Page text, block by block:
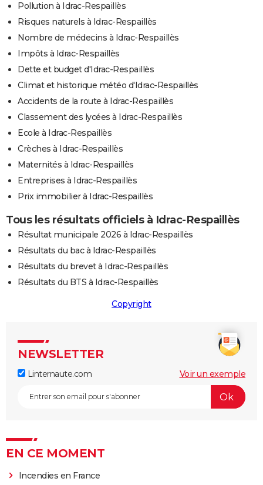
Pollution à Idrac-Respaillès
Risques naturels à Idrac-Respaillès
Nombre de médecins à Idrac-Respaillès
Impôts à Idrac-Respaillès
Dette et budget d'Idrac-Respaillès
Climat et historique météo d'Idrac-Respaillès
Accidents de la route à Idrac-Respaillès
Classement des lycées à Idrac-Respaillès
Ecole à Idrac-Respaillès
Crèches à Idrac-Respaillès
Maternités à Idrac-Respaillès
Entreprises à Idrac-Respaillès
Prix immobilier à Idrac-Respaillès
Tous les résultats officiels à Idrac-Respaillès
Résultat municipale 2026 à Idrac-Respaillès
Résultats du bac à Idrac-Respaillès
Résultats du brevet à Idrac-Respaillès
Résultats du BTS à Idrac-Respaillès
Copyright
NEWSLETTER
Linternaute.com Voir un exemple
EN CE MOMENT
Incendies en France